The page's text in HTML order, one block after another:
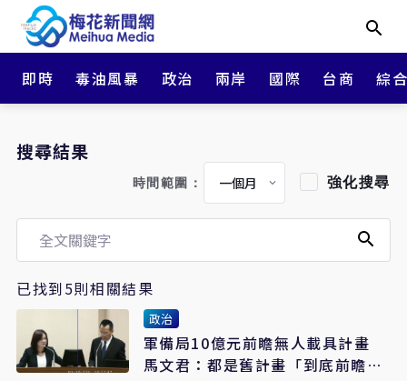
即時 毒油風暴 政治 兩岸 國際 台商 綜
搜尋結果
時間範圍： 強化搜尋
已找到5則相關結果
政治
軍備局10億元前瞻無人載具計畫
馬文君：都是舊計畫「到底前瞻在